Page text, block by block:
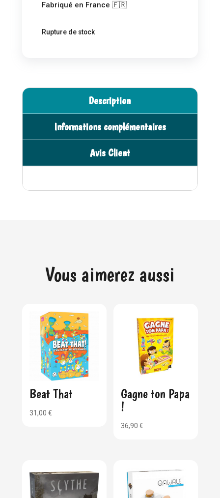
Fabriqué en France 🇫🇷
Rupture de stock
Description
Informations complémentaires
Avis Client
Vous aimerez aussi
Beat That
31,00 €
Gagne ton Papa
!
36,90€